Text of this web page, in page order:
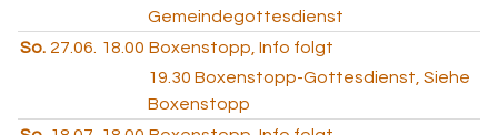
Gemeindegottesdienst
So. 27.06. 18.00 Boxenstopp, Info folgt
19.30 Boxenstopp-Gottesdienst, Siehe
Boxenstopp